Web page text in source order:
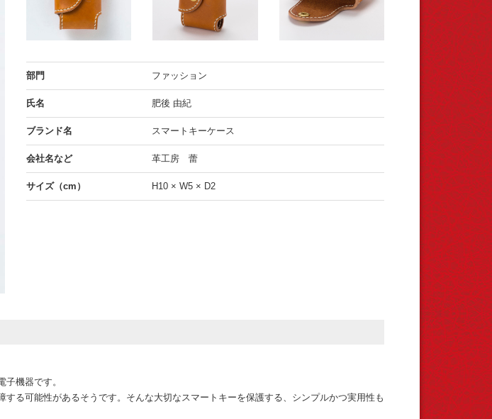
部門 ファッション
氏名 肥後 由紀
ブランド名 スマートキーケース
会社名など 革工房 蕾
サイズ（cm） H10 × W5 × D2
機器です。
る可能性があるそうです。そんな大切なスマートキーを保護する、シンプルかつ実用性も